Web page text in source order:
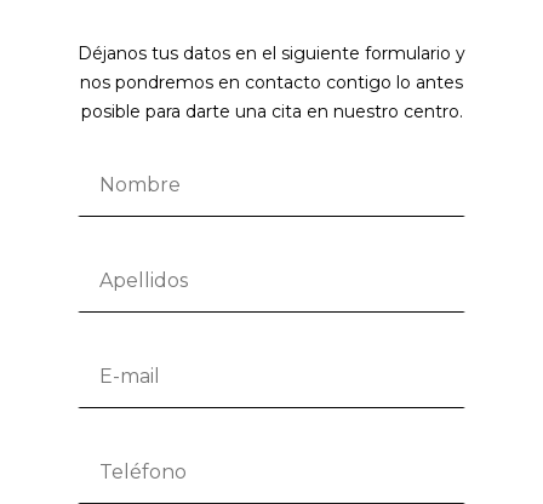
Déjanos tus datos en el siguiente formulario y
nos pondremos en contacto contigo lo antes
posible para darte una cita en nuestro centro.